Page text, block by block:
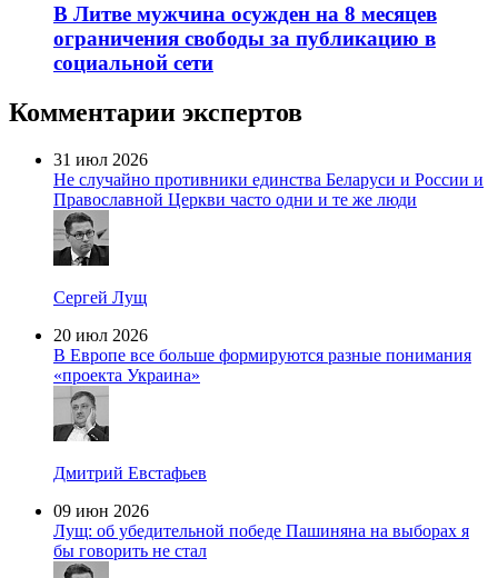
В Литве мужчина осужден на 8 месяцев
ограничения свободы за публикацию в
социальной сети
Комментарии экспертов
31 июл 2026
Не случайно противники единства Беларуси и России и
Православной Церкви часто одни и те же люди
Сергей Лущ
20 июл 2026
В Европе все больше формируются разные понимания
«проекта Украина»
Дмитрий Евстафьев
09 июн 2026
Лущ: об убедительной победе Пашиняна на выборах я
бы говорить не стал